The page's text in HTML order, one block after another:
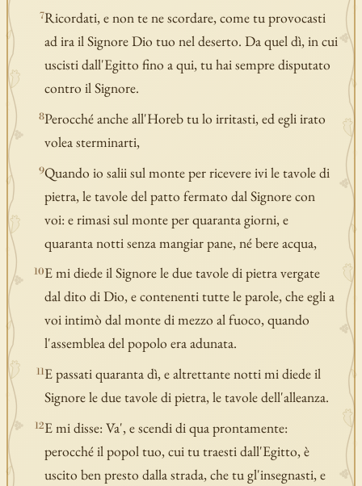
7Ricordati, e non te ne scordare, come tu provocasti
ad ira il Signore Dio tuo nel deserto. Da quel dì, in cui
uscisti dall'Egitto fino a qui, tu hai sempre disputato
contro il Signore.
8Perocché anche all'Horeb tu lo irritasti, ed egli irato
volea sterminarti,
9Quando io salii sul monte per ricevere ivi le tavole di
pietra, le tavole del patto fermato dal Signore con
voi: e rimasi sul monte per quaranta giorni, e
quaranta notti senza mangiar pane, né bere acqua,
10E mi diede il Signore le due tavole di pietra vergate
dal dito di Dio, e contenenti tutte le parole, che egli a
voi intimò dal monte di mezzo al fuoco, quando
l'assemblea del popolo era adunata.
11E passati quaranta dì, e altrettante notti mi diede il
Signore le due tavole di pietra, le tavole dell'alleanza.
12E mi disse: Va', e scendi di qua prontamente:
perocché il popol tuo, cui tu traesti dall'Egitto, è
uscito ben presto dalla strada, che tu gl'insegnasti, e